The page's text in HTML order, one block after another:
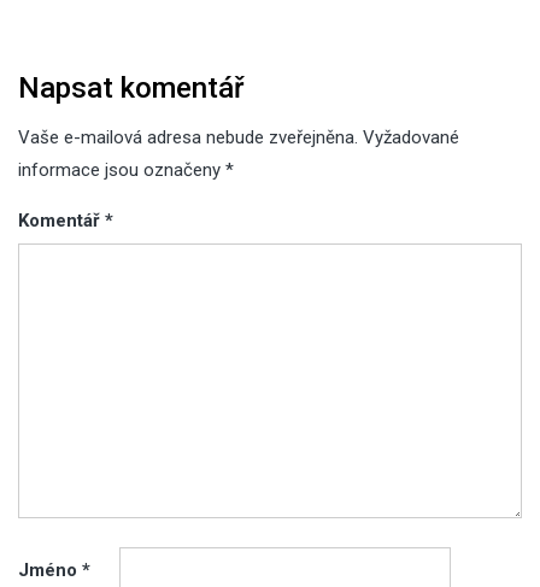
Napsat komentář
Vaše e-mailová adresa nebude zveřejněna. Vyžadované
informace jsou označeny *
Komentář *
Jméno *